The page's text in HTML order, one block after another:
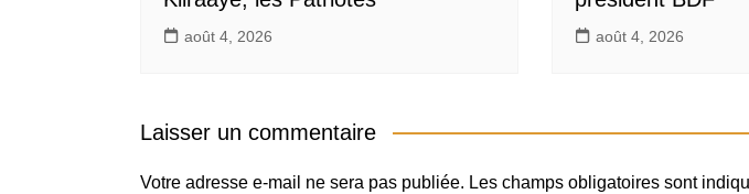
août 4, 2026 août 4, 2026
Laisser un commentaire
Votre adresse e-mail ne sera pas publiée. Les champs obligatoires sont